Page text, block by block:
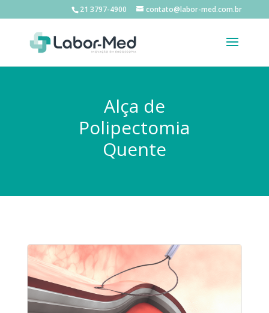
21 3797-4900 contato@labor-med.com.br
Alça de
Polipectomia
Quente